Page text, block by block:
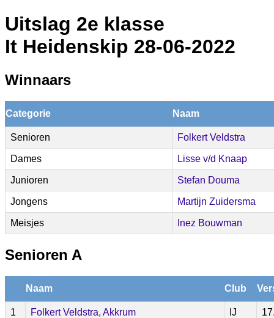
Uitslag 2e klasse
It Heidenskip 28-06-2022
Winnaars
Categorie Naam
Senioren Folkert Veldstra
Dames Lisse v/d Knaap
Junioren Stefan Douma
Jongens Martijn Zuidersma
Meisjes Inez Bouwman
Senioren A
Naam Club
1 Folkert Veldstra, Akkrum IJ